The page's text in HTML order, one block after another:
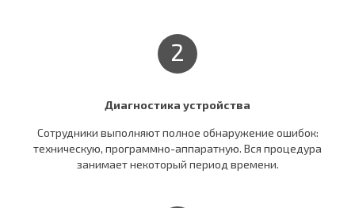
2
Диагностика устройства
Сотрудники выполняют полное обнаружение ошибок:
техническую, программно-аппаратную. Вся процедура
занимает некоторый период времени.